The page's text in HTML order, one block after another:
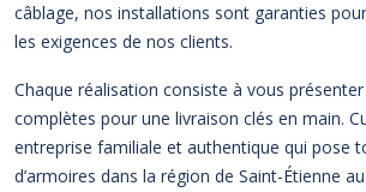
câblage, nos installations sont garanties
les exigences de nos clients.
Chaque réalisation consiste à vous
complètes pour une livraison clés en main.
entreprise familiale et authentique qui pose
d’armoires dans la région de Saint-Étienne